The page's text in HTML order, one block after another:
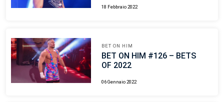
18 Febbraio 2022
BET ON HIM
BET ON HIM #126 – BETS
OF 2022
06 Gennaio 2022